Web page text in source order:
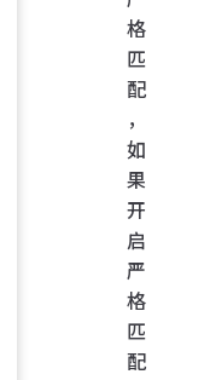
格
匹
配
，
如
果
开
启
严
格
匹
配